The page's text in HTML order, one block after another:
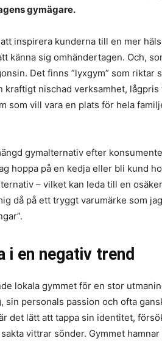
gymägare.
inspirera kunderna till en mer
känna sig omhändertagen. Och,
Det finns ”lyxgym” som riktar
nischad verksamhet, lågpris
som vill vara en plats för hela
gymalternativ efter
hoppa på en kedja eller bli kund
– vilket kan leda till en
då på ett tryggt varumärke som
i en negativ trend
lokala gymmet för en stor
sin personals passion och ofta
det lätt att tappa sin identitet,
vittrar sönder. Gymmet